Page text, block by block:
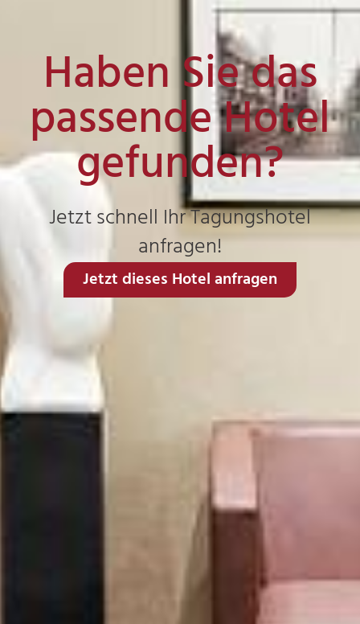
Haben Sie das
passende Hotel
gefunden?
Jetzt schnell Ihr Tagungshotel
anfragen!
Jetzt dieses Hotel anfragen